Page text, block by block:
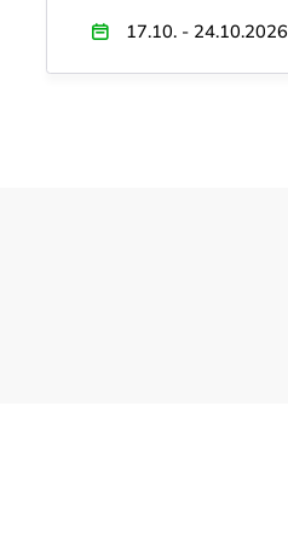
17.10. - 24.10.2026